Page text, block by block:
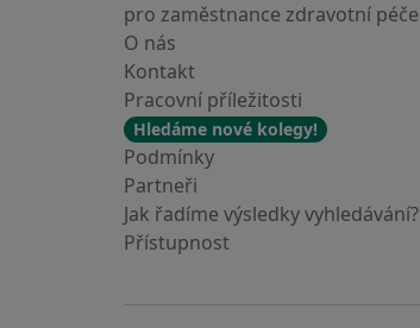
pro zaměstnance zdravotní péče
O nás
Kontakt
Pracovní příležitosti
Hledáme nové kolegy!
Podmínky
Partneři
Jak řadíme výsledky vyhledávání?
Přístupnost